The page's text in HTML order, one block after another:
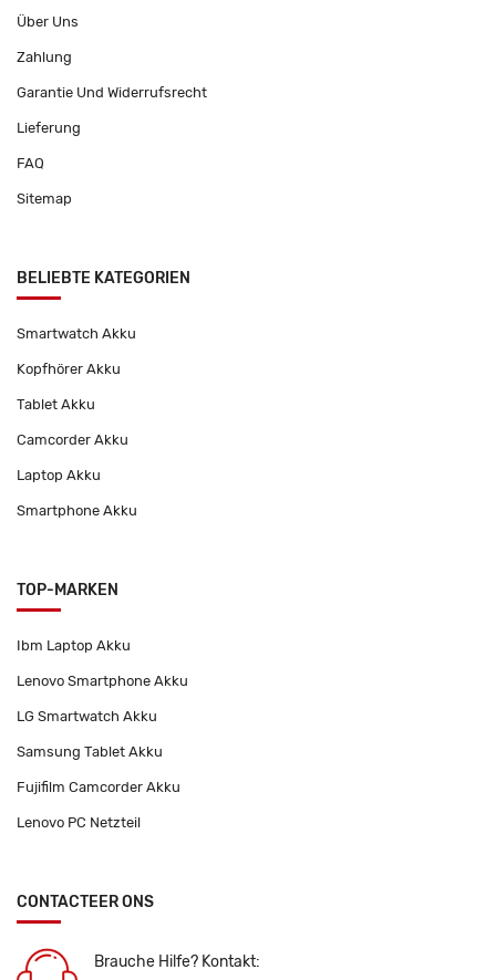
Über Uns
Zahlung
Garantie Und Widerrufsrecht
Lieferung
FAQ
Sitemap
BELIEBTE KATEGORIEN
Smartwatch Akku
Kopfhörer Akku
Tablet Akku
Camcorder Akku
Laptop Akku
Smartphone Akku
TOP-MARKEN
Ibm Laptop Akku
Lenovo Smartphone Akku
LG Smartwatch Akku
Samsung Tablet Akku
Fujifilm Camcorder Akku
Lenovo PC Netzteil
CONTACTEER ONS
Brauche Hilfe? Kontakt: